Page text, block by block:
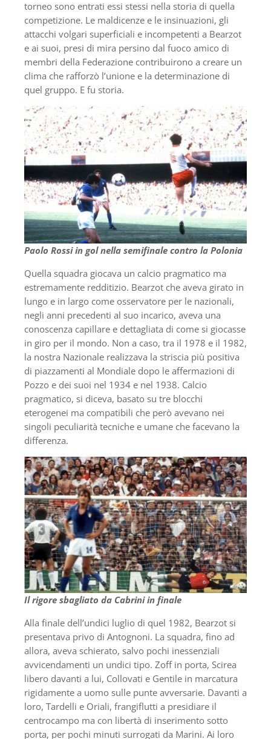
torneo sono entrati essi stessi nella storia di quella
competizione. Le maldicenze e le insinuazioni, gli
attacchi volgari superficiali e incompetenti a Bearzot
e ai suoi, presi di mira persino dal fuoco amico di
membri della Federazione contribuirono a creare un
clima che rafforzò l’unione e la determinazione di
quel gruppo. E fu storia.
Paolo Rossi in gol nella semifinale contro la Polonia
Quella squadra giocava un calcio pragmatico ma
estremamente redditizio. Bearzot che aveva girato in
lungo e in largo come osservatore per le nazionali,
negli anni precedenti al suo incarico, aveva una
conoscenza capillare e dettagliata di come si giocasse
in giro per il mondo. Non a caso, tra il 1978 e il 1982,
la nostra Nazionale realizzava la striscia più positiva
di piazzamenti al Mondiale dopo le affermazioni di
Pozzo e dei suoi nel 1934 e nel 1938. Calcio
pragmatico, si diceva, basato su tre blocchi
eterogenei ma compatibili che però avevano nei
singoli peculiarità tecniche e umane che facevano la
differenza.
Il rigore sbagliato da Cabrini in finale
Alla finale dell’undici luglio di quel 1982, Bearzot si
presentava privo di Antognoni. La squadra, fino ad
allora, aveva schierato, salvo pochi inessenziali
avvicendamenti un undici tipo. Zoff in porta, Scirea
libero davanti a lui, Collovati e Gentile in marcatura
rigidamente a uomo sulle punte avversarie. Davanti a
loro, Tardelli e Oriali, frangiflutti a presidiare il
centrocampo ma con libertà di inserimento sotto
porta, per pochi minuti surrogati da Marini. Ai loro